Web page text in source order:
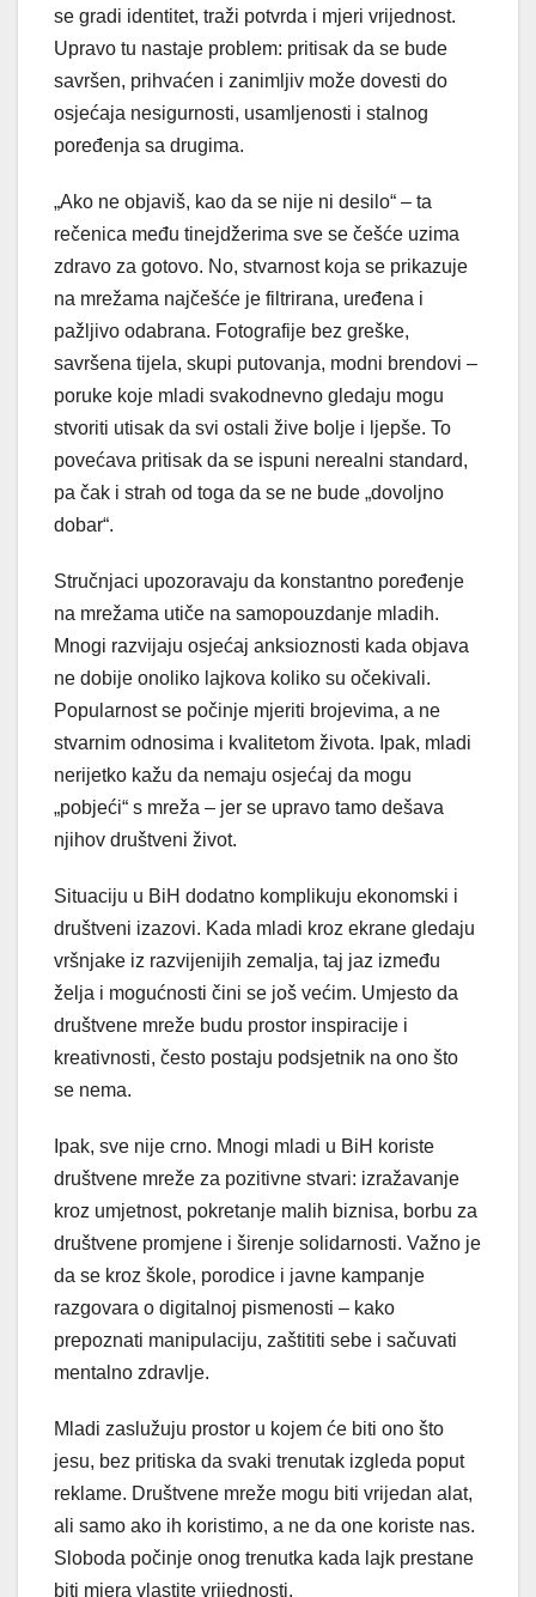
se gradi identitet, traži potvrda i mjeri vrijednost.
Upravo tu nastaje problem: pritisak da se bude
savršen, prihvaćen i zanimljiv može dovesti do
osjećaja nesigurnosti, usamljenosti i stalnog
poređenja sa drugima.
„Ako ne objaviš, kao da se nije ni desilo“ – ta
rečenica među tinejdžerima sve se češće uzima
zdravo za gotovo. No, stvarnost koja se prikazuje
na mrežama najčešće je filtrirana, uređena i
pažljivo odabrana. Fotografije bez greške,
savršena tijela, skupi putovanja, modni brendovi –
poruke koje mladi svakodnevno gledaju mogu
stvoriti utisak da svi ostali žive bolje i ljepše. To
povećava pritisak da se ispuni nerealni standard,
pa čak i strah od toga da se ne bude „dovoljno
dobar“.
Stručnjaci upozoravaju da konstantno poređenje
na mrežama utiče na samopouzdanje mladih.
Mnogi razvijaju osjećaj anksioznosti kada objava
ne dobije onoliko lajkova koliko su očekivali.
Popularnost se počinje mjeriti brojevima, a ne
stvarnim odnosima i kvalitetom života. Ipak, mladi
nerijetko kažu da nemaju osjećaj da mogu
„pobjeći“ s mreža – jer se upravo tamo dešava
njihov društveni život.
Situaciju u BiH dodatno komplikuju ekonomski i
društveni izazovi. Kada mladi kroz ekrane gledaju
vršnjake iz razvijenijih zemalja, taj jaz između
želja i mogućnosti čini se još većim. Umjesto da
društvene mreže budu prostor inspiracije i
kreativnosti, često postaju podsjetnik na ono što
se nema.
Ipak, sve nije crno. Mnogi mladi u BiH koriste
društvene mreže za pozitivne stvari: izražavanje
kroz umjetnost, pokretanje malih biznisa, borbu za
društvene promjene i širenje solidarnosti. Važno je
da se kroz škole, porodice i javne kampanje
razgovara o digitalnoj pismenosti – kako
prepoznati manipulaciju, zaštititi sebe i sačuvati
mentalno zdravlje.
Mladi zaslužuju prostor u kojem će biti ono što
jesu, bez pritiska da svaki trenutak izgleda poput
reklame. Društvene mreže mogu biti vrijedan alat,
ali samo ako ih koristimo, a ne da one koriste nas.
Sloboda počinje onog trenutka kada lajk prestane
biti mjera vlastite vrijednosti.